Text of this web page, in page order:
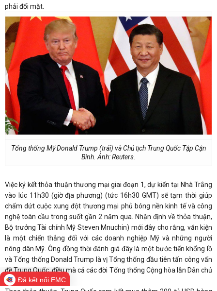
phải đối mặt.
Tổng thống Mỹ Donald Trump (trái) và Chủ tịch Trung Quốc Tập Cận
Bình. Ảnh: Reuters.
Việc ký kết thỏa thuận thương mại giai đoạn 1, dự kiến tại Nhà Trắng
vào lúc 11h30 (giờ địa phương) (tức 16h30 GMT) sẽ tạm thời giúp
chấm dứt cuộc xung đột thương mại phủ bóng nền kinh tế và công
nghệ toàn cầu trong suốt gần 2 năm qua. Nhận định về thỏa thuận,
Bộ trưởng Tài chính Mỹ Steven Mnuchin) mới đây cho rằng, văn kiện
là một chiến thắng đối với các doanh nghiệp Mỹ và những người
nông dân Mỹ. Ông đồng thời đánh giá đây là một bước tiến khổng lồ
và Tổng thống Donald Trump là vị Tổng thống đầu tiên tấn công vấn
đề Trung Quốc, điều mà cả các đời Tổng thống Cộng hòa lẫn Dân chủ
từng gặp phải.
Đã kết nối EMC